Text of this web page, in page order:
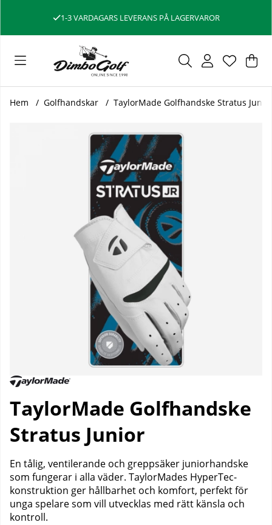
1-3 VARDAGARS LEVERANS PÅ LAGERVAROR
.
Hem Golfhandskar TaylorMade Golfhandske Stratus
Produktbilder TaylorMade Golfhandske Stratus Junior
TaylorMade Golfhandske
Stratus Junior
En tålig, ventilerande och greppsäker juniorhandske
som fungerar i alla väder. TaylorMades HyperTec-
konstruktion ger hållbarhet och komfort, perfekt för
unga spelare som vill utvecklas med rätt känsla och
kontroll.